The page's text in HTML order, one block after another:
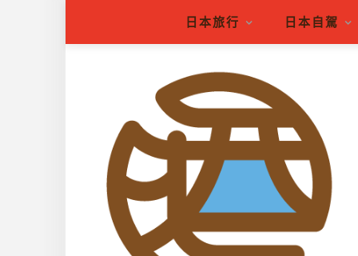
日本旅行 日本自駕